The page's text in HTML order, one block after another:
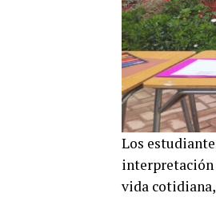
Los
interpretación
vida